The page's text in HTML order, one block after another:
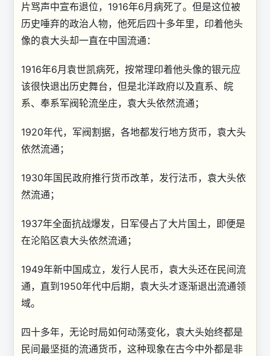
片骂声中宣布退位，1916年6月病死了。但是这位被
历史唾弃的政治人物，他死后四十多年里，印着他头
像的袁大头却一直在中国流通：
1916年6月袁世凯病死，按常理印着他头像的银元应
该很快退出历史舞台，但是北洋政府以及直系、皖
系、奉系军阀轮流坐庄，袁大头依然流通；
1920年代，军阀割据，各地都发行地方货币，袁大头
依然流通；
1930年国民政府推行货币改革，发行法币，袁大头依
然流通；
1937年全面抗战爆发，日军侵占了大片国土，即便是
在沦陷区袁大头依然流通；
1949年新中国成立，发行人民币，袁大头还在民间流
通，直到1950年代中后期，袁大头才逐渐退出流通领
域。
四十多年，无论时局如何动荡变化，袁大头始终都是
民间最坚挺的流通货币，这种现象在古今中外都是非